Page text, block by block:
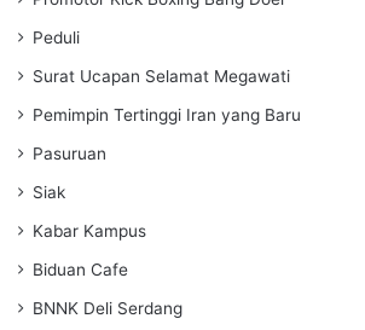
Peduli
Surat Ucapan Selamat Megawati
Pemimpin Tertinggi Iran yang Baru
Pasuruan
Siak
Kabar Kampus
Biduan Cafe
BNNK Deli Serdang